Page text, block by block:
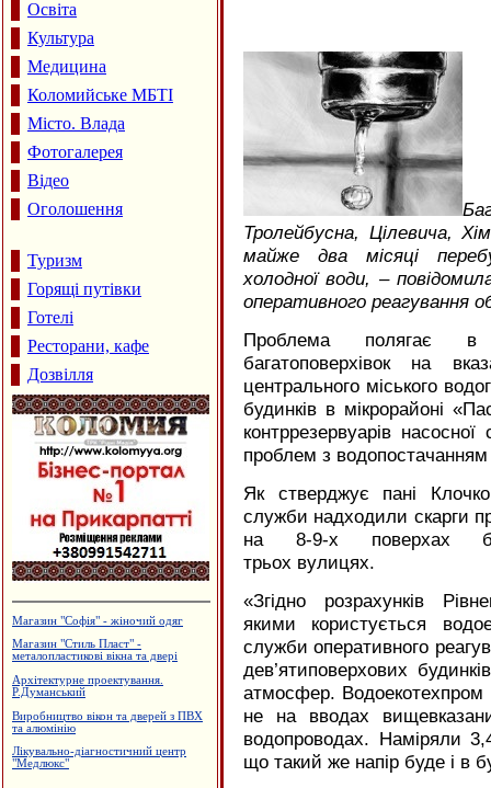
Освіта
Культура
Медицина
Коломийське МБТІ
Місто. Влада
Фотогалерея
Відео
Оголошення
Туризм
Горящі путівки
Готелі
Ресторани, кафе
Дозвілля
Сімейний пансіон "На Куті"
Виробництво еластичної резинки
"Дятьківці"
Садиба зеленого туризму "Княжий
Тролейбусна, Цілевича,
майже два місяці
холодної води, –
оперативного реагування
Проблема полягає
багатоповерхівок на
центрального міського
будинків в мікрорайоні
контррезервуарів
проблем з
Як стверджує пані
служби надходили скарги
на 8-9-х поверхах
трьох вулицях.
«Згідно розрахунків
якими користується
служби оперативного
дев’ятиповерхових
атмосфер. Водоекотехпром
не на вводах
водопроводах. Наміряли
що такий же напір буде і в